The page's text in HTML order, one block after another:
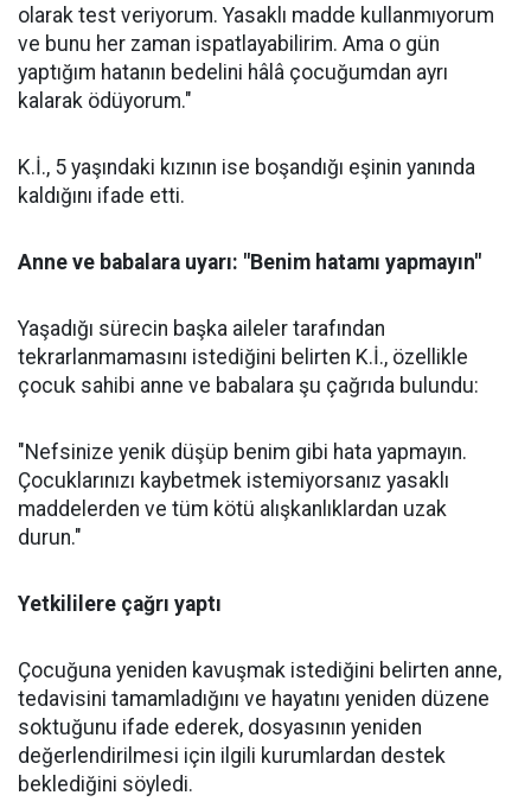
olarak test veriyorum. Yasaklı madde kullanmıyorum
ve bunu her zaman ispatlayabilirim. Ama o gün
yaptığım hatanın bedelini hâlâ çocuğumdan ayrı
kalarak ödüyorum."
K.İ., 5 yaşındaki kızının ise boşandığı eşinin yanında
kaldığını ifade etti.
Anne ve babalara uyarı: "Benim hatamı yapmayın"
Yaşadığı sürecin başka aileler tarafından
tekrarlanmamasını istediğini belirten K.İ., özellikle
çocuk sahibi anne ve babalara şu çağrıda bulundu:
"Nefsinize yenik düşüp benim gibi hata yapmayın.
Çocuklarınızı kaybetmek istemiyorsanız yasaklı
maddelerden ve tüm kötü alışkanlıklardan uzak
durun."
Yetkililere çağrı yaptı
Çocuğuna yeniden kavuşmak istediğini belirten anne,
tedavisini tamamladığını ve hayatını yeniden düzene
soktuğunu ifade ederek, dosyasının yeniden
değerlendirilmesi için ilgili kurumlardan destek
beklediğini söyledi.